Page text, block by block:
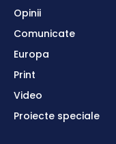
Opinii
Comunicate
Europa
Print
Video
Proiecte speciale